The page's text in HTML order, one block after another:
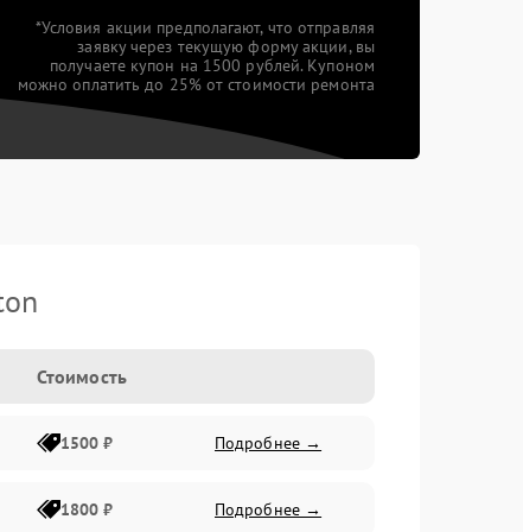
*Условия акции предполагают, что отправляя
заявку через текущую форму акции, вы
получаете купон на 1500 рублей. Купоном
можно оплатить до 25% от стоимости ремонта
Стоимость
1500 ₽ Подробнее →
1800 ₽ Подробнее →